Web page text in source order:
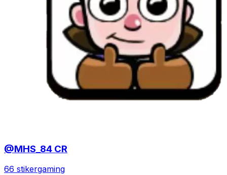
@MHS_84 CR
66 stikergaming